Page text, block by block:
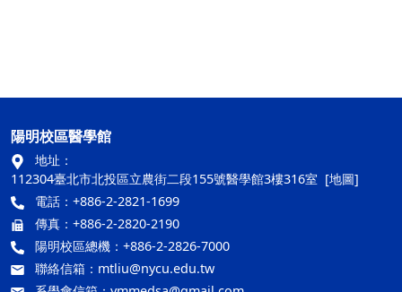
陽明校區醫學館
地址：
112304臺北市北投區立農街二段155號醫學館3樓316室 [地圖]
電話：+886-2-2821-1699
傳真：+886-2-2820-2190
陽明校區總機：+886-2-2826-7000
聯絡信箱： mtliu@nycu.edu.tw